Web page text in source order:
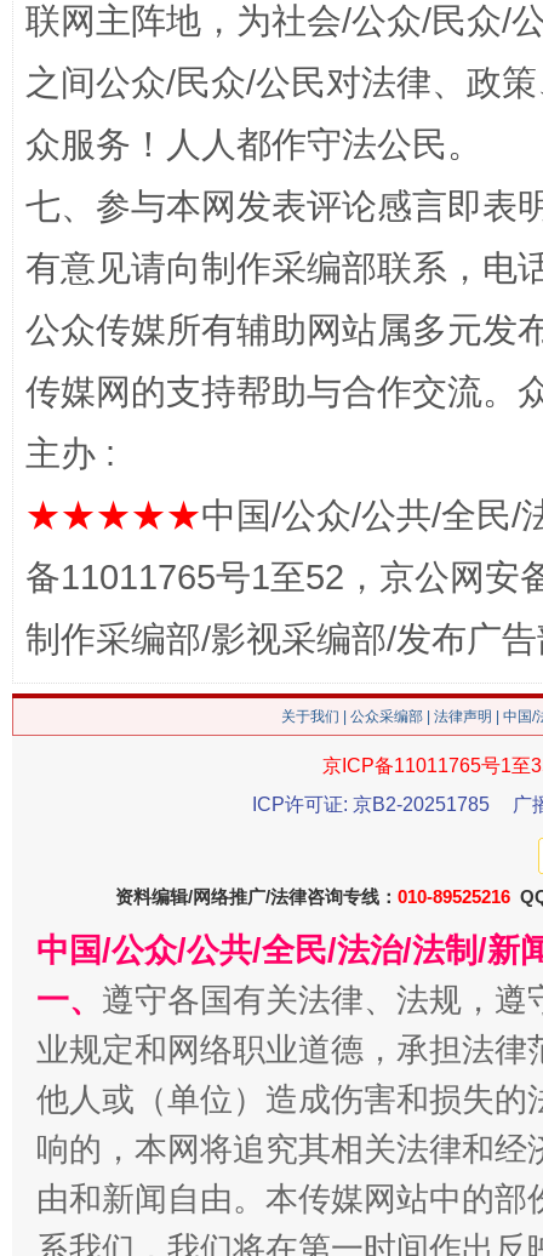
这是一记警钟！ 谢
在谋一域中谋全局
今
习近平的博鳌关键词
魏明亮
联网主阵地，为社会/公众/民众/
之间公众/民众/公民对法律、政
众服务！人人都作守法公民。
七、参与本网发表评论感言即表
有意见请向制作采编部联系，电
公众传媒所有辅助网站属多元发
传媒网的支持帮助与合作交流。
主办 :
★★★★★中国/公众/公共/全民/
备11011765号1至52，京公网安
制作采编部/影视采编部/发布广
关于我们 公众采编部 法律声明 | 中国
京ICP备11011765号1至
ICP许可证: 京B2-20251785
广
资料编辑/网络推广/法律咨询专线： 010-89525216
中国/公众/公共/全民/法治/法制/新
一、 遵守各国有关法律、法规，
业规定和网络职业道德，承担法
他人或（单位）造成伤害和损失
响的，本网将追究其相关法律和
由和新闻自由。本传媒网站中的
系我们，我们将在第一时间作出